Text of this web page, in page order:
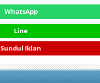
WhatsApp
Line
Sundul Iklan